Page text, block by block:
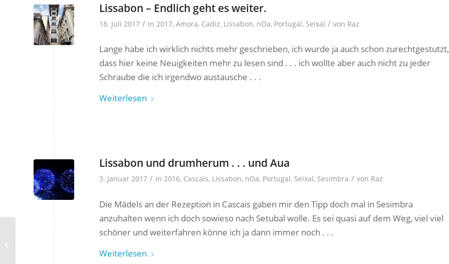
Lissabon – Endlich geht es weiter.
18. Juli 2017 / in 2017, Amora, Cadiz, Lissabon, nOa, Portugal, Seixal / von Raz
Lange habe ich wirklich nichts mehr geschrieben, ich wurde ja auch schon zurechtgestutzt,
dass hier keine Neuigkeiten mehr zu lesen sind . . . ich wollte aber auch nicht zu jeder
Schraube die ich irgendwo austausche . . .
Weiterlesen
Lissabon und drumherum . . . und Aua
3. Januar 2017 / in 2016, Cascais, Lissabon, nOa, Portugal, Seixal, Sesimbra / von Raz
Die Mädels an der Rezeption in Cascais gaben mir den Tipp doch mal in Sesimbra
anzuhalten wenn ich doch sowieso nach Setubal wolle. Es sei quasi auf dem Weg, viel viel
schöner und weiterfahren könne ich ja dann immer noch . . .
Weiterlesen
Sesimbra – 2016